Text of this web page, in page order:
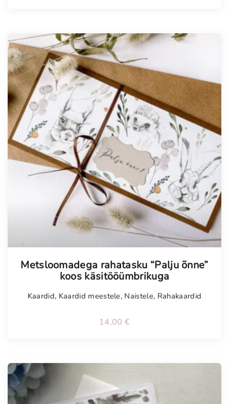
Metsloomadega rahatasku “Palju õnne”
koos käsitööümbrikuga
Kaardid, Kaardid meestele, Naistele, Rahakaardid
14,00 €